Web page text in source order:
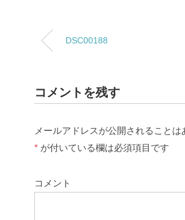
DSC00188
コメントを残す
メールアドレスが公開されることは
* が付いている欄は必須項目です
コメント